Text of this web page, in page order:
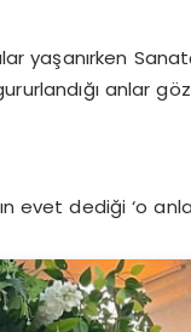
yaşanırken
anlar
evet dediği ‘o